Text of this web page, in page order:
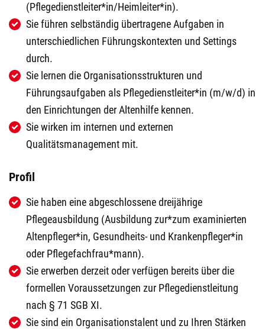
(Pflegedienstleiter*in/Heimleiter*in).
Sie führen selbständig übertragene Aufgaben in
unterschiedlichen Führungskontexten und Settings
durch.
Sie lernen die Organisationsstrukturen und
Führungsaufgaben als Pflegedienstleiter*in (m/w/d) in
den Einrichtungen der Altenhilfe kennen.
Sie wirken im internen und externen
Qualitätsmanagement mit.
Profil
Sie haben eine abgeschlossene dreijährige
Pflegeausbildung (Ausbildung zur*zum examinierten
Altenpfleger*in, Gesundheits- und Krankenpfleger*in
oder Pflegefachfrau*mann).
Sie erwerben derzeit oder verfügen bereits über die
formellen Voraussetzungen zur Pflegedienstleitung
nach § 71 SGB XI.
Sie sind ein Organisationstalent und zu Ihren Stärken